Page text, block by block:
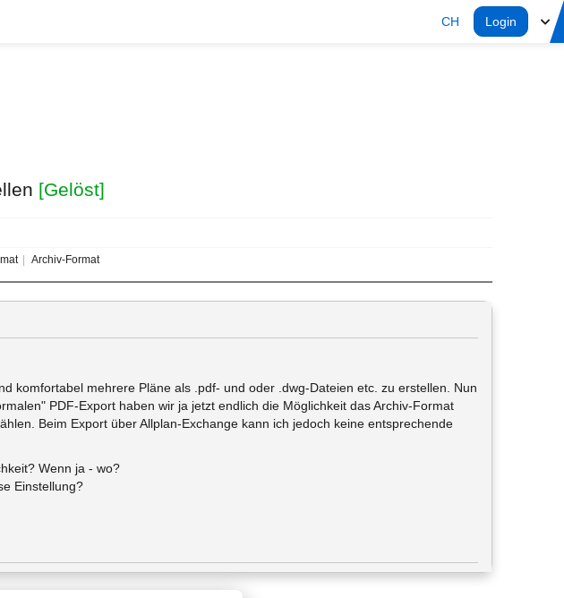
CH Login
[Gelöst]
Archiv-Format
komfortabel mehrere Pläne als .pdf- und oder .dwg-Dateien etc. zu erstellen. Nun
PDF-Export haben wir ja jetzt endlich die Möglichkeit das Archiv-Format
Beim Export über Allplan-Exchange kann ich jedoch keine entsprechende
Wenn ja - wo?
Einstellung?